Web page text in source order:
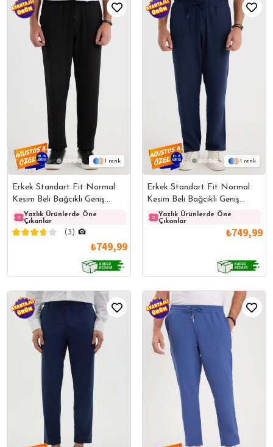
1
Erkek Standart Fit Normal
Kesim Beli Bağcıklı Geniş
Paça Siyah Pantolon
Yazlık Ürünlerde Öne
Çıkanlar
Yazlık Ürünlerde Öne
Çıkanlar
(3)
₺749,99
1
Erkek Standart Fit Normal
Kesim Beli Bağcıklı Geniş
Paça Lacivert Pantolon
Yazlık Ürünlerde Öne
Çıkanlar
₺749,99